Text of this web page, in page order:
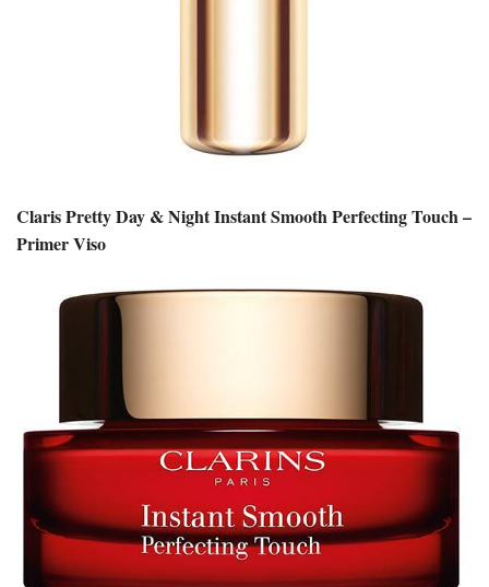
Claris Pretty Day & Night Instant Smooth Perfecting Touch –
Primer Viso